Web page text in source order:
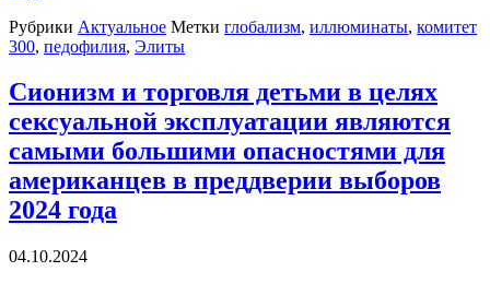
Рубрики Актуальное Метки глобализм, иллюминаты, комитет
300, педофилия, Элиты
Сионизм и торговля детьми в целях
сексуальной эксплуатации являются
самыми большими опасностями для
американцев в преддверии выборов
2024 года
04.10.2024